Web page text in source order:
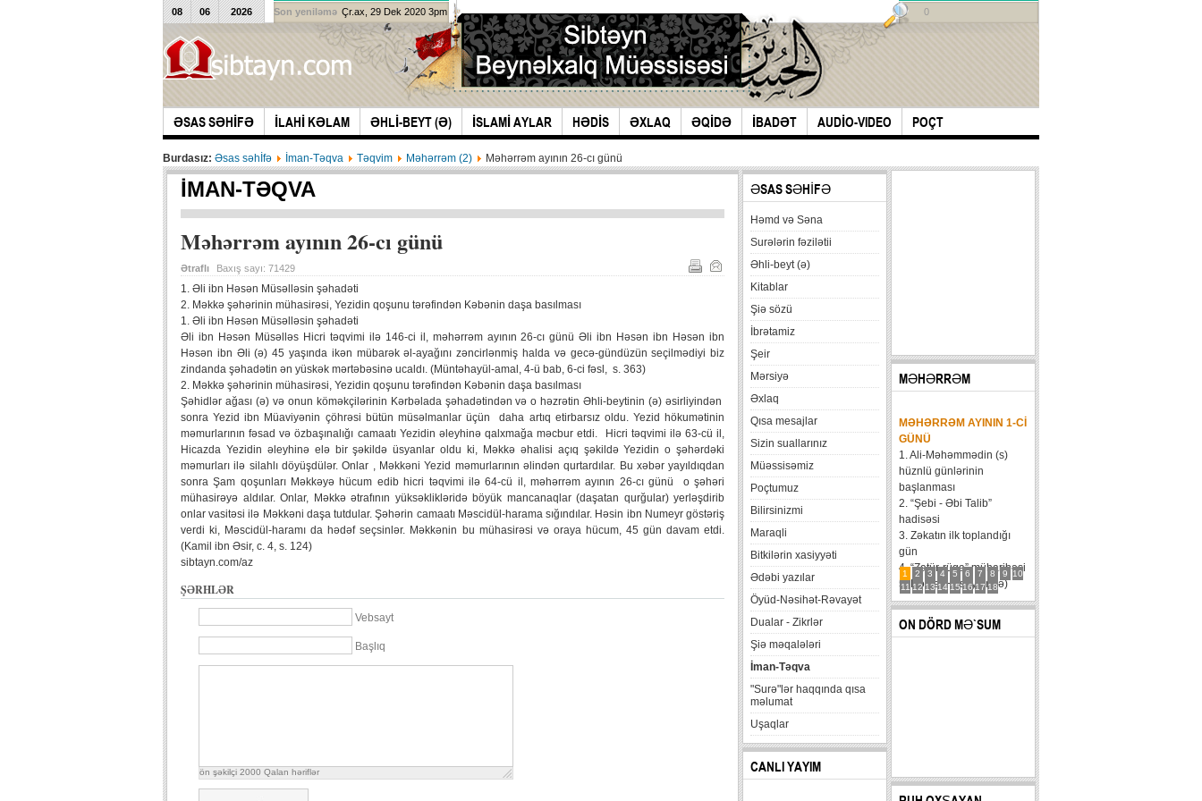
ƏSAS SƏHİFƏ İLAHİ KƏLAM ƏHLİ-BEYT (Ə) İSLAMİ AYLAR HƏDİS ƏXLAQ ƏQİDƏ İBADƏT AUDİO-VIDEO POÇT
08 06 2026 Son yeniləmə Çr.ax, 29 Dek 2020 3pm 0
Burdasız: Əsas səhİfə İman-Təqva Təqvim Məhərrəm (2) Məhərrəm ayının 26-cı günü
İMAN-TƏQVA
Məhərrəm ayının 26-cı günü
Ətraflı Baxış sayı: 71429
1. Əli ibn Həsən Müsəlləsin şəhadəti
2. Məkkə şəhərinin mühasirəsi, Yezidin qoşunu tərəfindən Kəbənin daşa basılması
1. Əli ibn Həsən Müsəlləsin şəhadəti
Əli ibn Həsən Müsəlləs Hicri təqvimi ilə 146-ci il, məhərrəm ayının 26-cı günü Əli ibn Həsən ibn Həsən ibn
Həsən ibn Əli (ə) 45 yaşında ikən mübarək əl-ayağını zəncirlənmiş halda və gecə-gündüzün seçilmədiyi biz
zindanda şəhadətin ən yüskək mərtəbəsinə ucaldı. (Müntəhayül-amal, 4-ü bab, 6-ci fəsl, s. 363)
2. Məkkə şəhərinin mühasirəsi, Yezidin qoşunu tərəfindən Kəbənin daşa basılması
Şəhidlər ağası (ə) və onun köməkçilərinin Kərbəlada şəhadətindən və o həzrətin Əhli-beytinin (ə) əsirliyindən
sonra Yezid ibn Müaviyənin çöhrəsi bütün müsəlmanlar üçün daha artıq etirbarsız oldu. Yezid hökumətinin
məmurlarının fəsad və özbaşınalığı camaatı Yezidin əleyhinə qalxmağa məcbur etdi. Hicri təqvimi ilə 63-cü il,
Hicazda Yezidin əleyhinə elə bir şəkildə üsyanlar oldu ki, Məkkə əhalisi açıq şəkildə Yezidin o şəhərdəki
məmurları ilə silahlı döyüşdülər. Onlar , Məkkəni Yezid məmurlarının əlindən qurtardılar. Bu xəbər yayıldıqdan
sonra Şam qoşunları Məkkəyə hücum edib hicri təqvimi ilə 64-cü il, məhərrəm ayının 26-cı günü o şəhəri
mühasirəyə aldılar. Onlar, Məkkə ətrafının yüksəklikləridə böyük mancanaqlar (daşatan qurğular) yerləşdirib
onlar vasitəsi ilə Məkkəni daşa tutdular. Şəhərin camaatı Məscidül-harama sığındılar. Həsin ibn Numeyr göstəriş
verdi ki, Məscidül-haramı da hədəf seçsinlər. Məkkənin bu mühasirəsi və oraya hücum, 45 gün davam etdi.
(Kamil ibn Əsir, c. 4, s. 124)
sibtayn.com/az
ŞƏRHLƏR
Vebsayt
Başlıq
ön şəkilçi 2000 Qalan həriflər
ƏSAS SƏHİFƏ
Həmd və Səna
Surələrin fəzilətii
Əhli-beyt (ə)
Kitablar
Şiə sözü
İbrətamiz
Şeir
Mərsiyə
Əxlaq
Qısa mesajlar
Sizin suallarınız
Müəssisəmiz
Poçtumuz
Bilirsinizmi
Maraqli
Bitkilərin xasiyyəti
Ədəbi yazılar
Öyüd-Nəsihət-Rəvayət
Dualar - Zikrlər
Şiə məqalələri
İman-Təqva
"Surə"lər haqqında qısa
məlumat
Uşaqlar
CANLI YAYIM
MƏHƏRRƏM
1 2 3 4 5 6 7 8 9
10
11 12 13 14 15 16 17 18
MƏHƏRRƏM AYININ 1-CI
GÜNÜ
1. Ali-Məhəmmədin (s)
hüznlü günlərinin
başlanması
2. “Şebi - Əbi Talib”
hadisəsi
3. Zəkatın ilk toplandığı
gün
4. “Zatür-rüqa” müharibəsi
5. Həzrət Hüseynin (ə)
karvanının Bəni Məqatilin
qəsrinə çatması
6....
ON DÖRD MƏ`SUM